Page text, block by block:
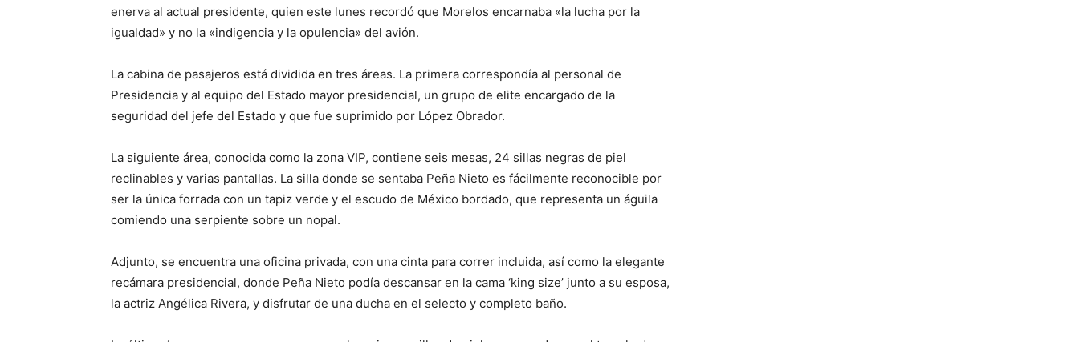
enerva al actual presidente, quien este lunes recordó que Morelos encarnaba «la lucha por la
igualdad» y no la «indigencia y la opulencia» del avión.
La cabina de pasajeros está dividida en tres áreas. La primera correspondía al personal de
Presidencia y al equipo del Estado mayor presidencial, un grupo de elite encargado de la
seguridad del jefe del Estado y que fue suprimido por López Obrador.
La siguiente área, conocida como la zona VIP, contiene seis mesas, 24 sillas negras de piel
reclinables y varias pantallas. La silla donde se sentaba Peña Nieto es fácilmente reconocible por
ser la única forrada con un tapiz verde y el escudo de México bordado, que representa un águila
comiendo una serpiente sobre un nopal.
Adjunto, se encuentra una oficina privada, con una cinta para correr incluida, así como la elegante
recámara presidencial, donde Peña Nieto podía descansar en la cama ‘king size’ junto a su esposa,
la actriz Angélica Rivera, y disfrutar de una ducha en el selecto y completo baño.